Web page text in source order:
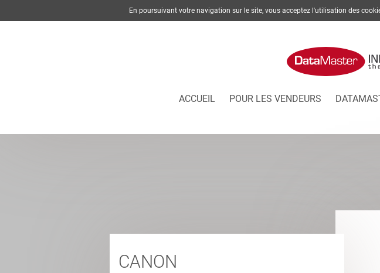
ACCUEIL POUR LES VENDEURS
CANON
En poursuivant votre navigation sur le site, vous acceptez l'utilisation des